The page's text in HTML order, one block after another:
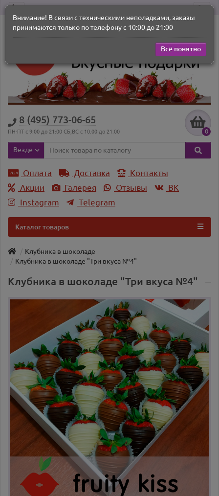
8 (495) 773-06-65
ПН-ПТ с 9:00 до 21:00 СБ,ВС с 10.00 до 21.00 0
Везде
Оплата Доставка
Контакты
Акции
Галерея Отзывы
ВK
Instagram
Telegram
Каталог товаров
Клубника в шоколаде
Клубника в шоколаде "Три вкуса №4"
Клубника в шоколаде "Три вкуса №4"
Внимание! В связи с техническими неполадками, заказы
принимаются только по телефону с 10:00 до 21:00
Всё понятно